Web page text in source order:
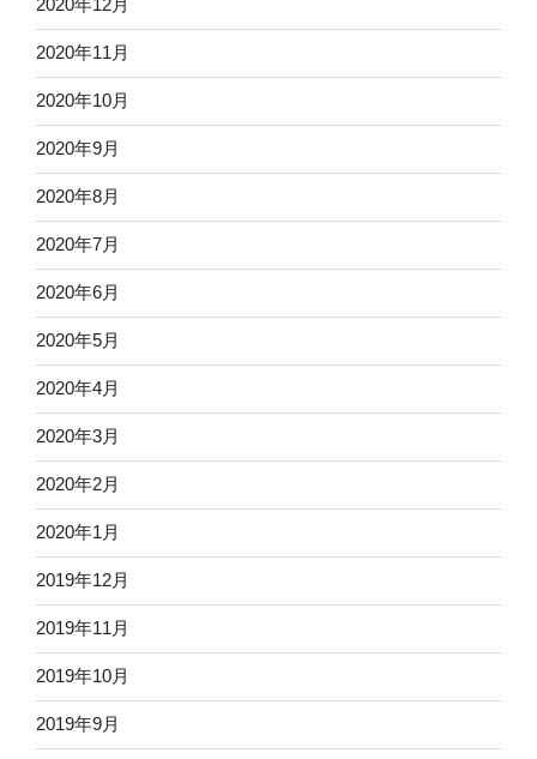
2020年12月
2020年11月
2020年10月
2020年9月
2020年8月
2020年7月
2020年6月
2020年5月
2020年4月
2020年3月
2020年2月
2020年1月
2019年12月
2019年11月
2019年10月
2019年9月